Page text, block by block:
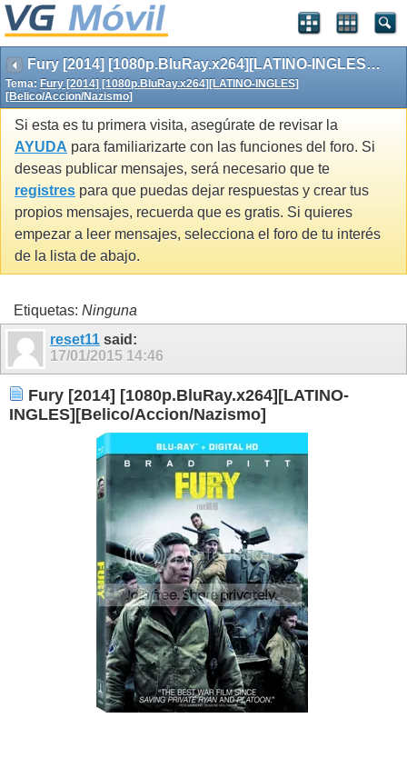
Fury [2014] [1080p.BluRay.x264][LATINO-INGLES][Belico/Accion/Nazismo]
Tema: Fury [2014] [1080p.BluRay.x264][LATINO-INGLES]
[Belico/Accion/Nazismo]
Si esta es tu primera visita, asegúrate de revisar la
AYUDA para familiarizarte con las funciones del foro. Si
deseas publicar mensajes, será necesario que te
registres para que puedas dejar respuestas y crear tus
propios mensajes, recuerda que es gratis. Si quieres
empezar a leer mensajes, selecciona el foro de tu interés
de la lista de abajo.
Etiquetas: Ninguna
reset11 said:
17/01/2015 14:46
Fury [2014] [1080p.BluRay.x264][LATINO-
INGLES][Belico/Accion/Nazismo]